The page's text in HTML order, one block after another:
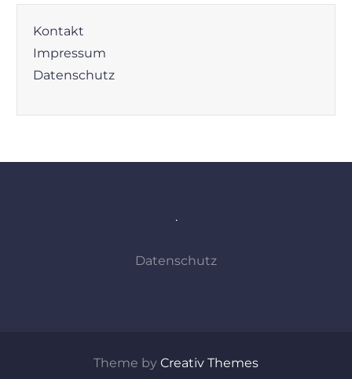
Kontakt
Impressum
Datenschutz
.
Datenschutz
Theme by Creativ Themes